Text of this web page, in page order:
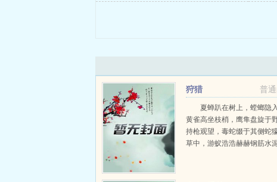
普
狩猎
夏蝉趴在树上，螳螂隐
黄雀高坐枝梢，鹰隼盘旋于
持枪观望，毒蛇缀于其侧蛇
草中，游蚁浩浩赫赫钢筋水